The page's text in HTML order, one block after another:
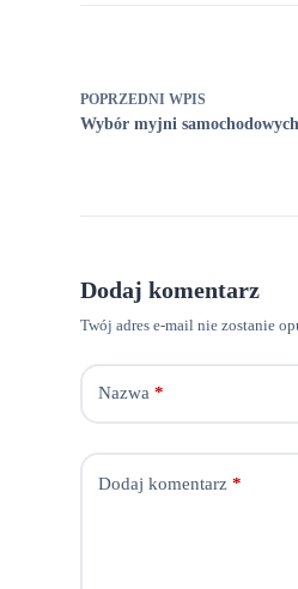
POPRZEDNIWPIS
Wybór myjni
Dodaj komentarz
Twój adres e-mail nie zostanie
Nazwa *
Dodaj komentarz *